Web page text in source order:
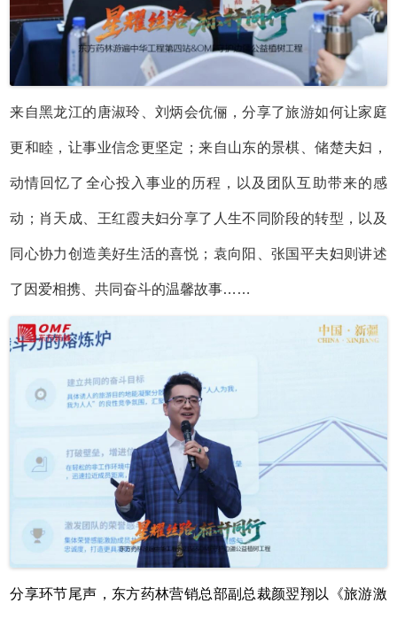
来自黑龙江的唐淑玲、刘炳会伉俪，分享了旅游如何让家庭
更和睦，让事业信念更坚定；来自山东的景棋、储楚夫妇，
动情回忆了全心投入事业的历程，以及团队互助带来的感
动；肖天成、王红霞夫妇分享了人生不同阶段的转型，以及
同心协力创造美好生活的喜悦；袁向阳、张国平夫妇则讲述
了因爱相携、共同奋斗的温馨故事……
分享环节尾声，东方药林营销总部副总裁颜翌翔以《旅游激